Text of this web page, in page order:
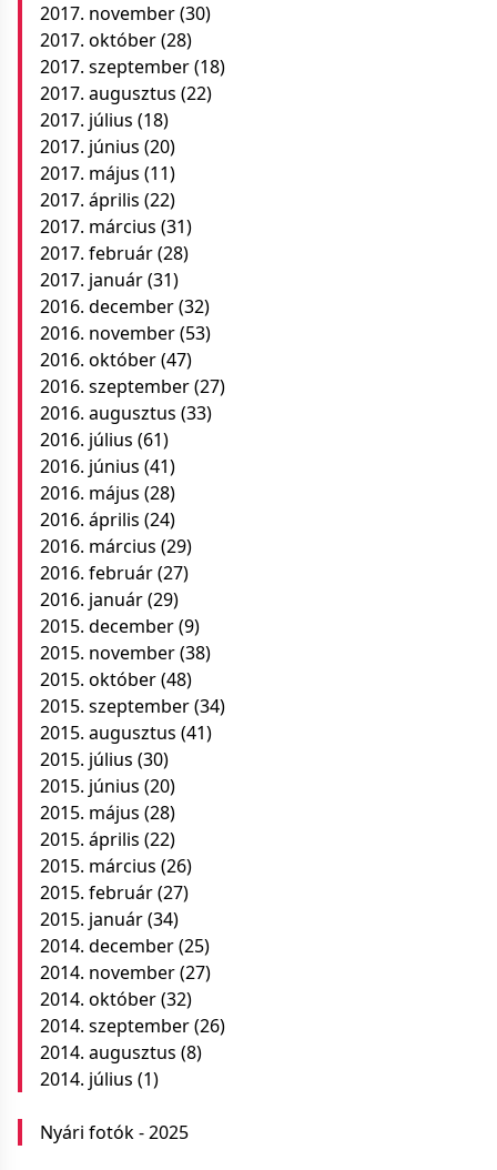
2017. november(30)
2017. október(28)
2017. szeptember(18)
2017. augusztus (22)
2017. július (18)
2017. június (20)
2017. május (11)
2017. április (22)
2017. március (31)
2017. február(28)
2017. január(31)
2016. december(32)
2016. november(53)
2016. október(47)
2016. szeptember(27)
2016. augusztus (33)
2016. július (61)
2016. június (41)
2016. május (28)
2016. április (24)
2016. március (29)
2016. február(27)
2016. január(29)
2015. december(9)
2015. november(38)
2015. október(48)
2015. szeptember(34)
2015. augusztus (41)
2015. július (30)
2015. június (20)
2015. május (28)
2015. április (22)
2015. március (26)
2015. február(27)
2015. január(34)
2014. december(25)
2014. november(27)
2014. október(32)
2014. szeptember(26)
2014. augusztus (8)
2014. július (1)
Nyári fotók - 2025